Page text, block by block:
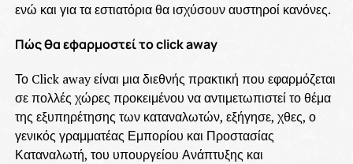
ενώ και για τα εστιατόρια θα ισχύσουν αυστηροί κανόνες.
Πώς θα εφαρμοστεί το click away
Το Click away είναι μια διεθνής πρακτική που εφαρμόζεται
σε πολλές χώρες προκειμένου να αντιμετωπιστεί το θέμα
της εξυπηρέτησης των καταναλωτών, εξήγησε, χθες, ο
γενικός γραμματέας Εμπορίου και Προστασίας
Καταναλωτή, του υπουργείου Ανάπτυξης και